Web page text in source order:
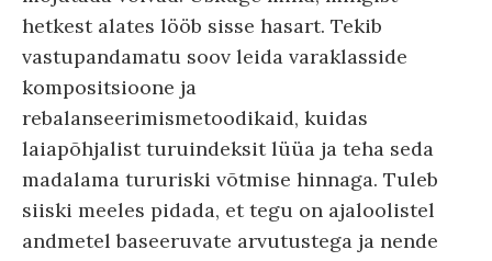
hetkest alates lööb sisse hasart. Tekib
vastupandamatu soov leida varaklasside
kompositsioone ja
rebalanseerimismetoodikaid, kuidas
laiapõhjalist turuindeksit lüüa ja teha seda
madalama tururiski võtmise hinnaga. Tuleb
siiski meeles pidada, et tegu on ajaloolistel
andmetel baseeruvate arvutustega ja nende